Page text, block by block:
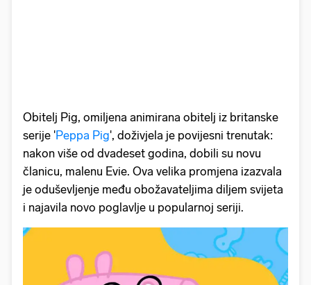
Obitelj Pig, omiljena animirana obitelj iz britanske
serije 'Peppa Pig', doživjela je povijesni trenutak:
nakon više od dvadeset godina, dobili su novu
članicu, malenu Evie. Ova velika promjena izazvala
je oduševljenje među obožavateljima diljem svijeta
i najavila novo poglavlje u popularnoj seriji.